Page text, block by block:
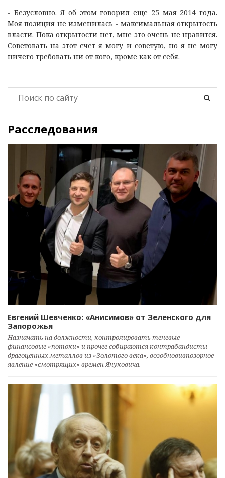
- Безусловно. Я об этом говорил еще 25 мая 2014 года.
Моя позиция не изменилась - максимальная открытость
власти. Пока открытости нет, мне это очень не нравится.
Советовать на этот счет я могу и советую, но я не могу
ничего требовать ни от кого, кроме как от себя.
Расследования
Евгений Шевченко: «Анисимов» от Зеленского для
Запорожья
Назначать на должности, контролировать теневые
финансовые «потоки» и прочее собираются контрабандисты
драгоценных металлов из «Золотого века», возобновивпозорное
явление «смотрящих» времен Януковича.